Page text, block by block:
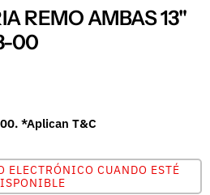
REMO AMBAS 13"
00
*Aplican T&C
ELECTRÓNICO CUANDO ESTÉ